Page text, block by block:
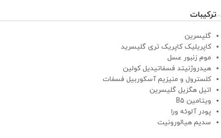
ترکیبات
گلیسرین
کاپریلیک کاپریک تری گلیسرید
موم زنبور عسل
هیدروژنیتد فسفاتیدیل کولین
کلسترول و منیزیم آسکوربیل فسفات
اتیل هگزیل گلیسرین
ویتامین B5
پودر آلوئه ورا
سدیم هیالورونیت